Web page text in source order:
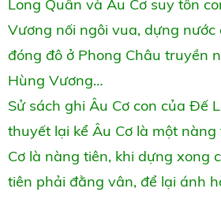
Long Quân và Âu Cơ suy tôn
Vương nối ngôi vua, dựng nước
đóng đô ở Phong Châu truyền
Hùng Vương…
Sử sách ghi Âu Cơ con của Đế
thuyết lại kể Âu Cơ là một
Cơ là nàng tiên, khi dựng xong
tiên phải đằng vân, để lại ánh